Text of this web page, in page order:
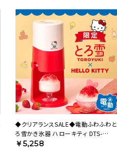
◆クリアランスSALE◆電動ふわふわと
ろ雪かき氷器 ハローキティ DTS-
B5KT【HO】
￥5,258